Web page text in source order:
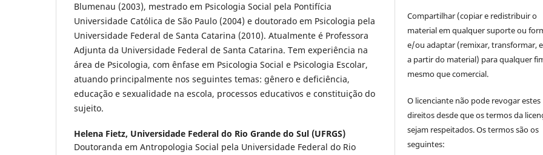
Blumenau (2003), mestrado em Psicologia Social pela Pontifícia
Universidade Católica de São Paulo (2004) e doutorado em Psicologia pela
Universidade Federal de Santa Catarina (2010). Atualmente é Professora
Adjunta da Universidade Federal de Santa Catarina. Tem experiência na
área de Psicologia, com ênfase em Psicologia Social e Psicologia Escolar,
atuando principalmente nos seguintes temas: gênero e deficiência,
educação e sexualidade na escola, processos educativos e constituição do
sujeito.
Helena Fietz, Universidade Federal do Rio Grande do Sul (UFRGS)
Doutoranda em Antropologia Social pela Universidade Federal do Rio
Compartilhar (copiar e redistribuir o
material em qualquer suporte ou
e/ou adaptar (remixar, transformar,
a partir do material) para qualquer
mesmo que comercial.
O licenciante não pode revogar estes
direitos desde que os termos da
sejam respeitados. Os termos são os
seguintes: